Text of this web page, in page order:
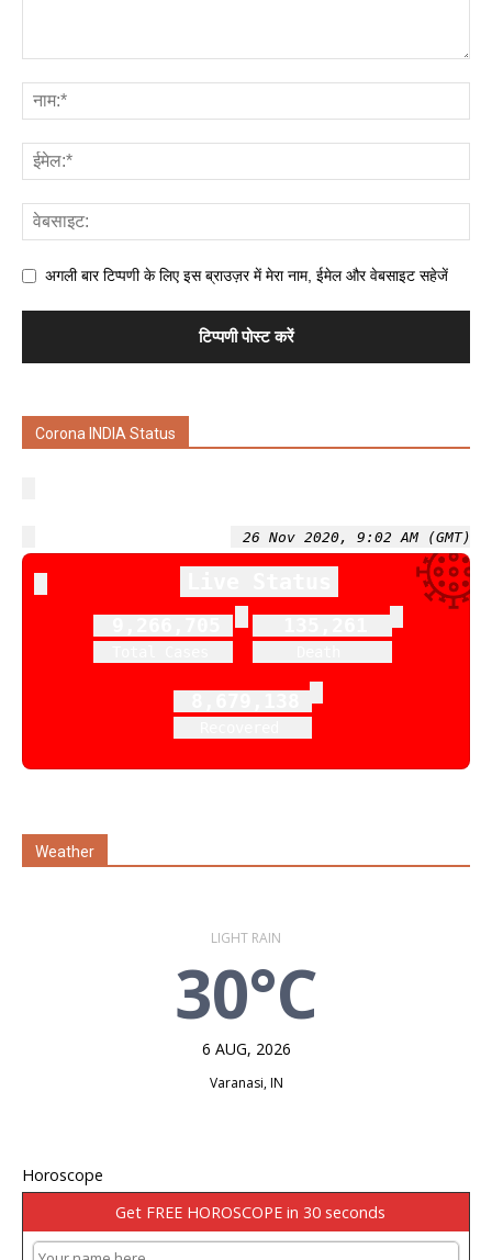
अगली बार टिप्पणी के लिए इस ब्राउज़र में मेरा नाम, ईमेल और वेबसाइट सहेजें
Corona INDIA Status
26 Nov 2020, 9:02 AM (GMT)
Weather
LIGHT RAIN
30°C
6 AUG, 2026
Varanasi, IN
Horoscope
Get FREE HOROSCOPE in 30 seconds